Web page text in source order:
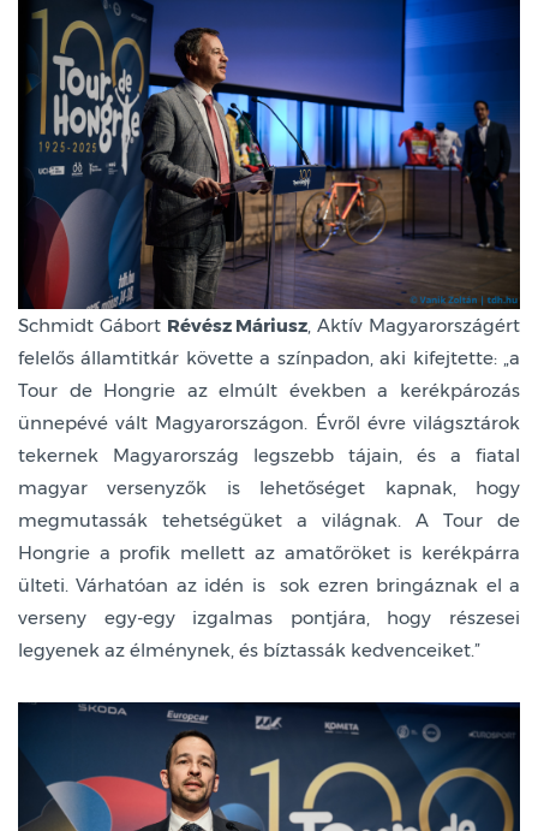
Schmidt Gábort Révész Máriusz , Aktív Magyarországért
felelős államtitkár követte a színpadon, aki kifejtette: a
Tour de Hongrie az elmúlt években a kerékpározás
ünnepévé vált Magyarországon. Évről évre világsztárok
tekernek Magyarország legszebb tájain, és a fiatal
magyar versenyzők is lehetőséget kapnak, hogy
megmutassák tehetségüket a világnak. A Tour de
Hongrie a profik mellett az amatőröket is kerékpárra
ülteti. Várhatóan az idén is sok ezren bringáznak el a
verseny egy-egy izgalmas pontjára, hogy részesei
legyenek az élménynek, és bíztassák kedvenceiket.”